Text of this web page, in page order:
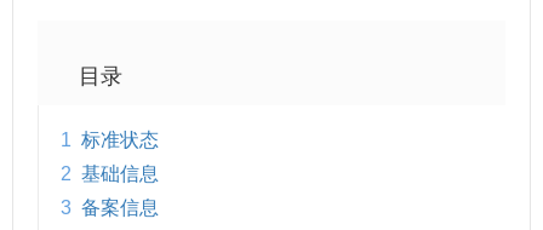
目录
1 标准状态
2 基础信息
3 备案信息